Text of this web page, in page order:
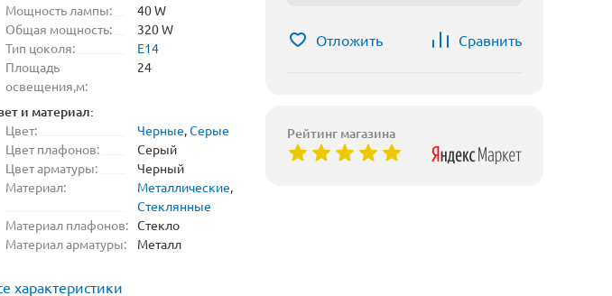
Мощность лампы:
40 W
Общая мощность:
320 W
Тип цоколя:
E14
Площадь
освещения,м:
24
и материал:
Цвет: Черные,Серые
Цвет плафонов:
Серый
Цвет арматуры:
Черный
Материал:
Металлические,
Стеклянные
Материал плафонов: Стекло
Материал арматуры:
Металл
характеристики
Отложить Сравнить
Рейтинг магазина